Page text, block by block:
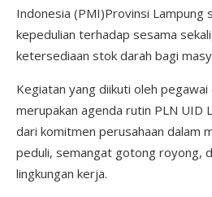
Indonesia (PMI)Provinsi Lampung
kepedulian terhadap sesama
ketersediaan stok darah bagi
Kegiatan yang diikuti oleh pegawai
merupakan agenda rutin PLN UID
dari komitmen perusahaan dalam
peduli, semangat gotong royong,
lingkungan kerja.